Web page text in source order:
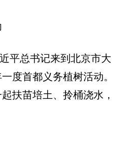
平总书记来到北京市大
度首都义务植树活动。
扶苗培土、拎桶浇水，